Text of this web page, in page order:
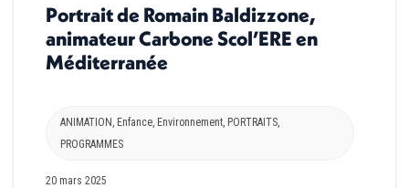
Portrait de Romain Baldizzone,
animateur Carbone Scol’ERE en
Méditerranée
ANIMATION Enfance Environnement PORTRAITS
PROGRAMMES
20 mars 2025